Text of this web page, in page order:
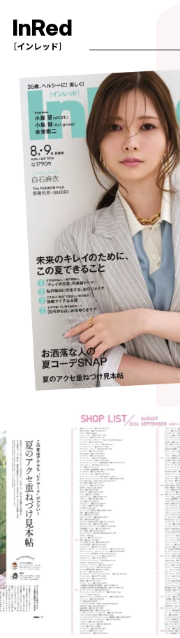
InRed
［インレッド］